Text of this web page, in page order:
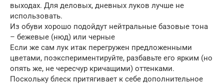
выходах. Для деловых, дневных луков лучше не
использовать.
Из обуви хорошо подойдут нейтральные базовые тона
– бежевые (нюд) или черные
Если же сам лук итак перегружен предложенными
цветами, поэкспериментируйте, разбавьте его ярким (но
опять же, не чересчур кричащими) оттенками.
Поскольку блеск притягивает к себе дополнительное